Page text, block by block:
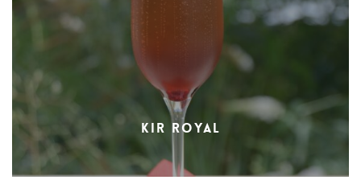
Kir Royal